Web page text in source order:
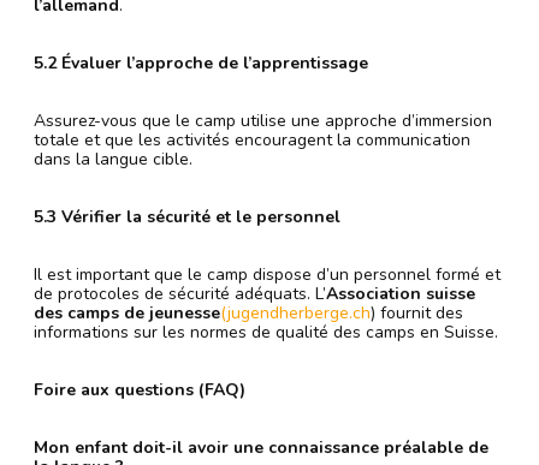
l’allemand.
5.2 Évaluer l’approche de l’apprentissage
Assurez-vous que le camp utilise une approche d’immersion
totale et que les activités encouragent la communication
dans la langue cible.
5.3 Vérifier la sécurité et le personnel
Il est important que le camp dispose d’un personnel formé et
de protocoles de sécurité adéquats. L’Association suisse
des camps de jeunesse(jugendherberge.ch) fournit des
informations sur les normes de qualité des camps en Suisse.
Foire aux questions (FAQ)
Mon enfant doit-il avoir une connaissance préalable de